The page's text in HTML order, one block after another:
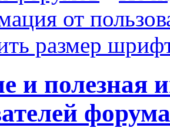
от
размер
и полезная
форума